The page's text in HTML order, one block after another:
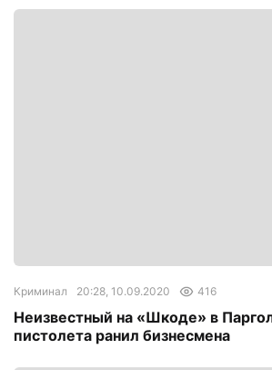
Криминал 20:28, 10.09.2020 416
Неизвестный на «Шкоде» в
пистолета ранил бизнесмена